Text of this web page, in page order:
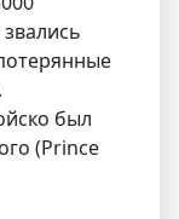
был
(Prince